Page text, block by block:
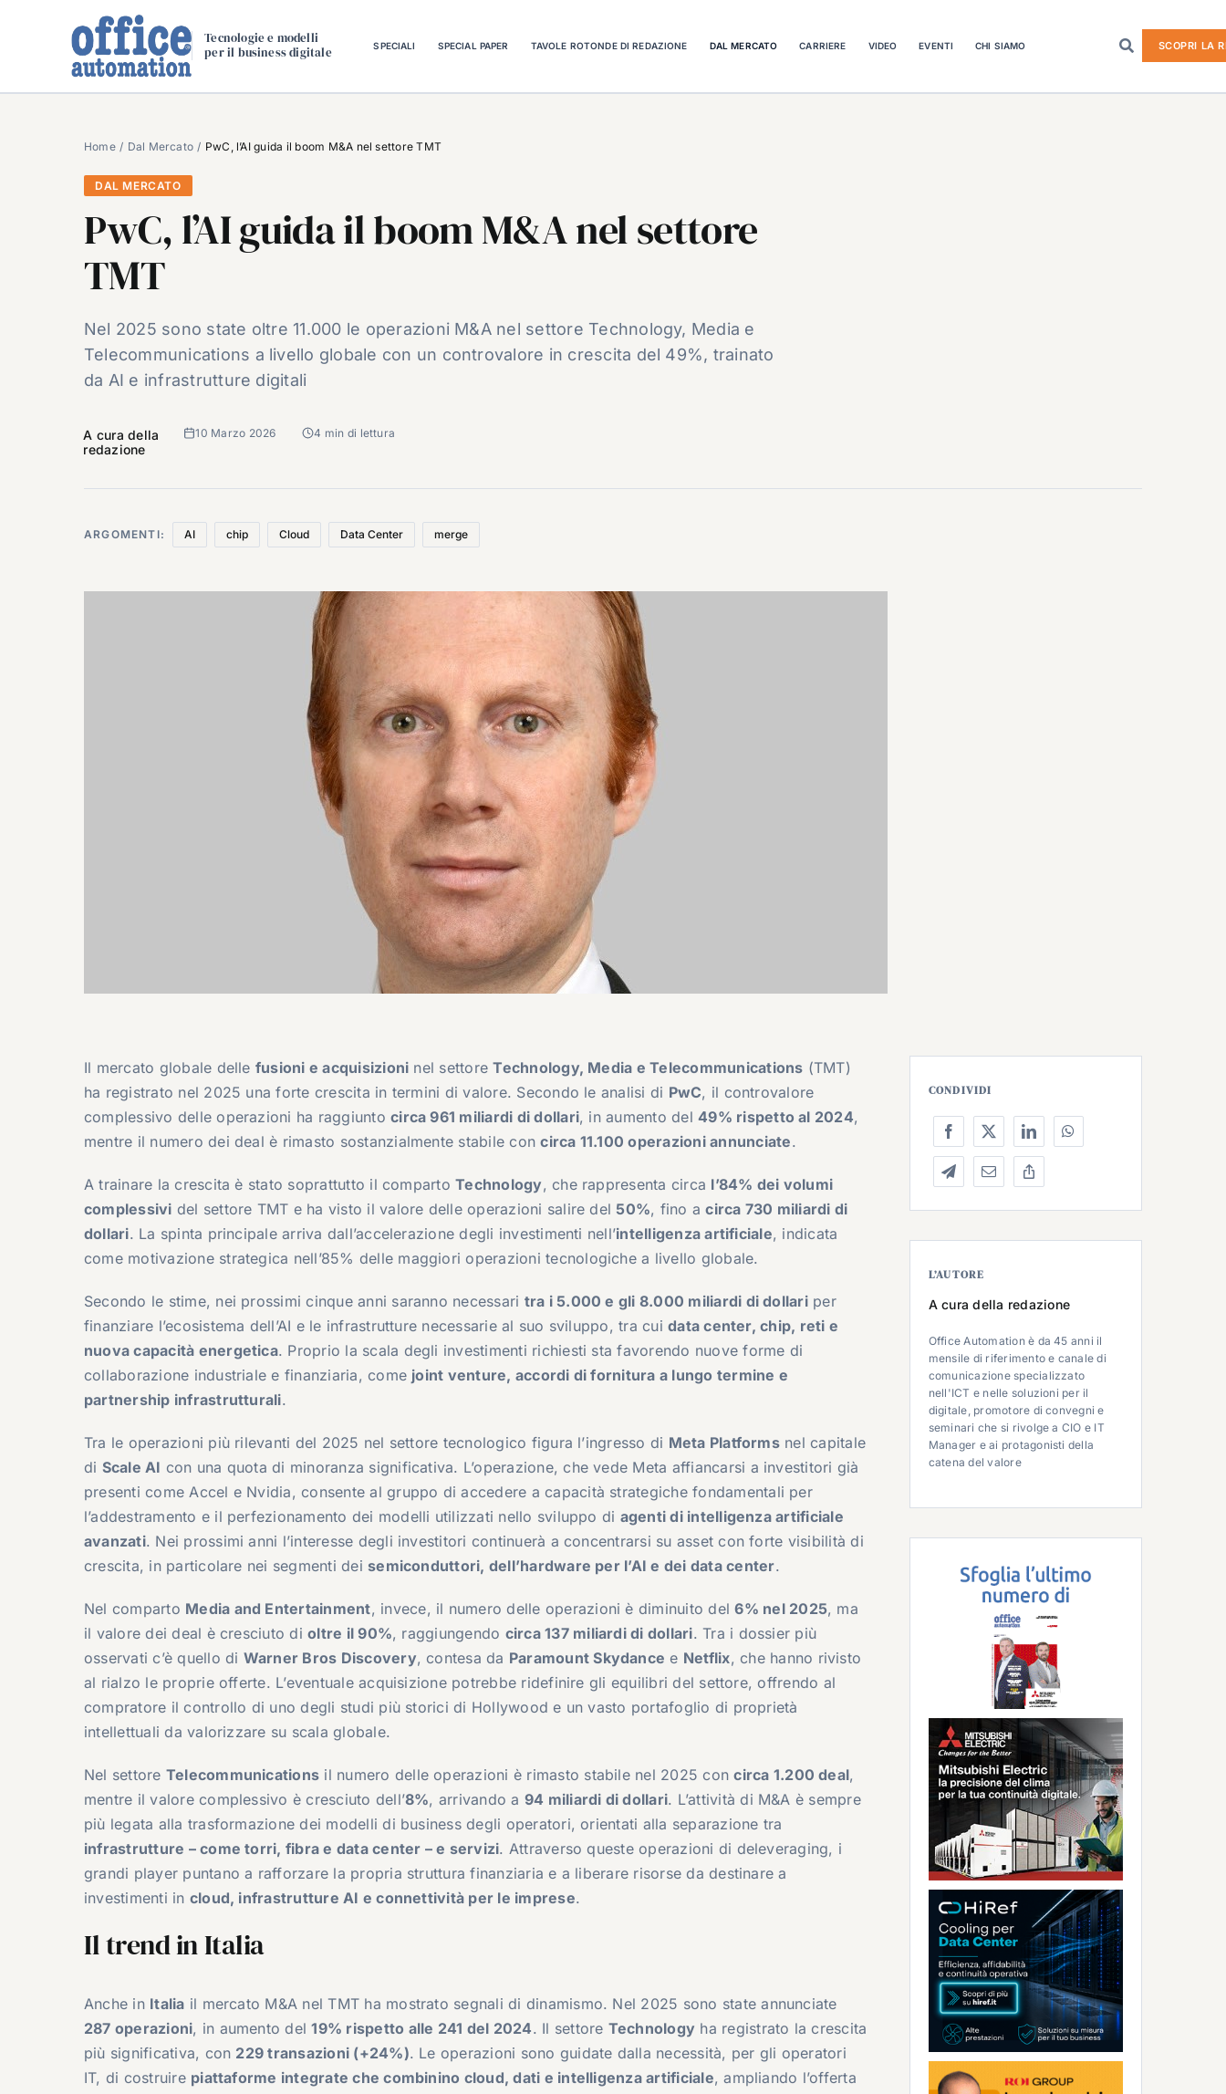
Tecnologie e modelli
per il business digitale
SPECIALI SPECIAL PAPER TAVOLE ROTONDE DI REDAZIONE DAL MERCATO CARRIERE VIDEO EVENTI CHI SIAMO SCOPRI LA
Home Dal Mercato PwC, l’AI guida il boom M&A nel settore TMT
DAL MERCATO
PwC, l’AI guida il boom M&A nel settore
TMT
Nel 2025 sono state oltre 11.000 le operazioni M&A nel settore Technology, Media e
Telecommunications a livello globale con un controvalore in crescita del 49%, trainato
da AI e infrastrutture digitali
A cura della
redazione
10 Marzo 2026 4 min di lettura
ARGOMENTI: AI chip Cloud Data Center merge
Il mercato globale delle fusioni e acquisizioni nel settoreTechnology, Media e Telecommunications (TMT)
ha registrato nel 2025 una forte crescita in termini di valore. Secondo le analisi di PwC, il controvalore
complessivo delle operazioni ha raggiuntocirca 961 miliardi di dollari, in aumento del49% rispetto al 2024,
mentre il numero dei deal è rimasto sostanzialmente stabile concirca 11.100 operazioni annunciate.
A trainare la crescita è stato soprattutto il compartoTechnology, che rappresenta circa l’84% dei volumi
complessivi del settore TMT e ha visto il valore delle operazioni salire del 50%, fino acirca 730 miliardi di
dollari. La spinta principale arriva dall’accelerazione degli investimenti nell’intelligenza artificiale, indicata
come motivazione strategica nell’85% delle maggiori operazioni tecnologiche a livello globale.
Secondo le stime, nei prossimi cinque anni saranno necessari tra i 5.000 e gli 8.000 miliardi di dollariper
finanziare l’ecosistema dell’AI e le infrastrutture necessarie al suo sviluppo, tra cuidata center, chip, reti e
nuova capacità energetica. Proprio la scala degli investimenti richiesti sta favorendo nuove forme di
collaborazione industriale e finanziaria, come joint venture, accordi di fornitura a lungo termine e
partnership infrastrutturali.
Tra le operazioni più rilevanti del 2025 nel settore tecnologico figura l’ingresso di Meta Platformsnel capitale
di Scale AI con una quota di minoranza significativa. L’operazione, che vede Meta affiancarsi a investitori già
presenti come Accel e Nvidia, consente al gruppo di accedere a capacità strategiche fondamentali per
l’addestramento e il perfezionamento dei modelli utilizzati nello sviluppo di agenti di intelligenza artificiale
avanzati. Nei prossimi anni l’interesse degli investitori continuerà a concentrarsi su asset con forte visibilità di
crescita, in particolare nei segmenti dei semiconduttori, dell’hardware per l’AI e dei data center.
Nel comparto Media and Entertainment, invece, il numero delle operazioni è diminuito del6% nel 2025, ma
il valore dei deal è cresciuto dioltre il 90%, raggiungendo circa 137 miliardi di dollari. Tra i dossier più
osservati c’è quello di Warner Bros Discovery, contesa da Paramount Skydance e Netflix, che hanno rivisto
al rialzo le proprie offerte. L’eventuale acquisizione potrebbe ridefinire gli equilibri del settore, offrendo al
compratore il controllo di uno degli studi più storici di Hollywood e un vasto portafoglio di proprietà
intellettuali da valorizzare su scala globale.
Nel settore Telecommunications il numero delle operazioni è rimasto stabile nel 2025 concirca 1.200 deal,
mentre il valore complessivo è cresciuto dell’8%, arrivando a 94 miliardi di dollari. L’attività di M&A è sempre
più legata alla trasformazione dei modelli di business degli operatori, orientati alla separazione tra
infrastrutture – come torri, fibra e data center – e servizi. Attraverso queste operazioni di deleveraging, i
grandi player puntano a rafforzare la propria struttura finanziaria e a liberare risorse da destinare a
investimenti in cloud, infrastrutture AI e connettività per le imprese.
Il trend in Italia
Anche in Italia il mercato M&A nel TMT ha mostrato segnali di dinamismo. Nel 2025 sono state annunciate
287 operazioni, in aumento del19% rispetto alle 241 del 2024. Il settore Technology ha registrato la crescita
più significativa, con 229 transazioni (+24%). Le operazioni sono guidate dalla necessità, per gli operatori
IT, di costruire piattaforme integrate che combinino cloud, dati e intelligenza artificiale, ampliando l’offerta
CONDIVIDI
L’AUTORE
A cura della redazione
Office Automation è da 45 anni il
mensile di riferimento e canale di
comunicazione specializzato
nell'ICT e nelle soluzioni per il
digitale, promotore di convegni e
seminari che si rivolge a CIO e IT
Manager e ai protagonisti della
catena del valore